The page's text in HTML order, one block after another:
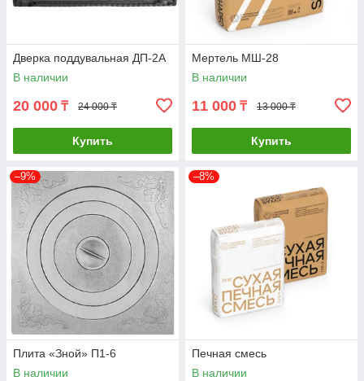
Дверка поддувальная ДП-2А
В наличии
20 000 ₸ 24 000 ₸
Купить
Мертель МШ-28
В наличии
11 000 ₸ 13 000 ₸
Купить
–9%
Плита «Зной» П1-6
В наличии
–8%
Печная смесь
В наличии